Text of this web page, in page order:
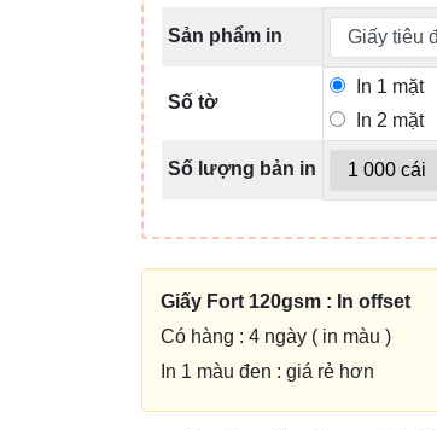
Sản phẩm in
Số tờ
In 1 mặt
In 2 mặt
Số lượng bản in
Giấy Fort 120gsm : In offset
Có hàng : 4 ngày ( in màu )
In 1 màu đen : giá rẻ hơn